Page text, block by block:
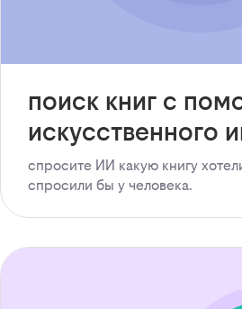
поиск книг с
искусственного
спросите ИИ какую книгу
спросили бы у человека.